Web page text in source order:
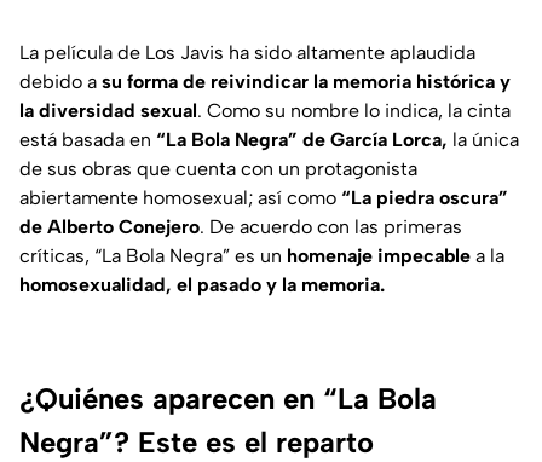
La película de Los Javis ha sido altamente aplaudida
debido a su forma de reivindicar la memoria histórica y
la diversidad sexual. Como su nombre lo indica, la cinta
está basada en “La Bola Negra” de García Lorca, la única
de sus obras que cuenta con un protagonista
abiertamente homosexual; así como “La piedra oscura”
de Alberto Conejero. De acuerdo con las primeras
críticas, “La Bola Negra” es un homenaje impecable a la
homosexualidad, el pasado y la memoria.
¿Quiénes aparecen en “La Bola
Negra”? Este es el reparto